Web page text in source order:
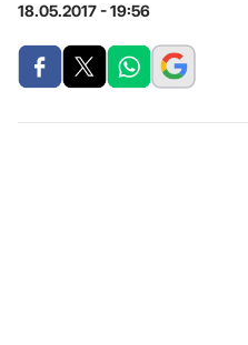
18.05.2017 - 19:56